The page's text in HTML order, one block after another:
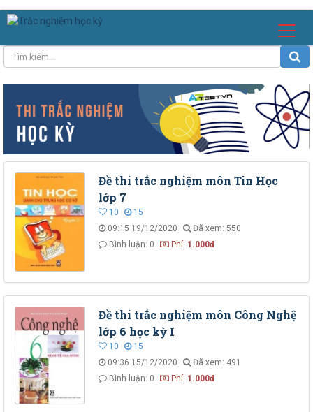
Đề thi trắc nghiệm môn Tin Học
lớp 7
10
15
09:15 19/12/2020
Đã xem: 550
Bình luận: 0
Phí: 1.000đ
Đề thi trắc nghiệm môn Công Nghệ
lớp 6 học kỳ I
10
15
09:36 15/12/2020
Đã xem: 491
Bình luận: 0
Phí: 1.000đ